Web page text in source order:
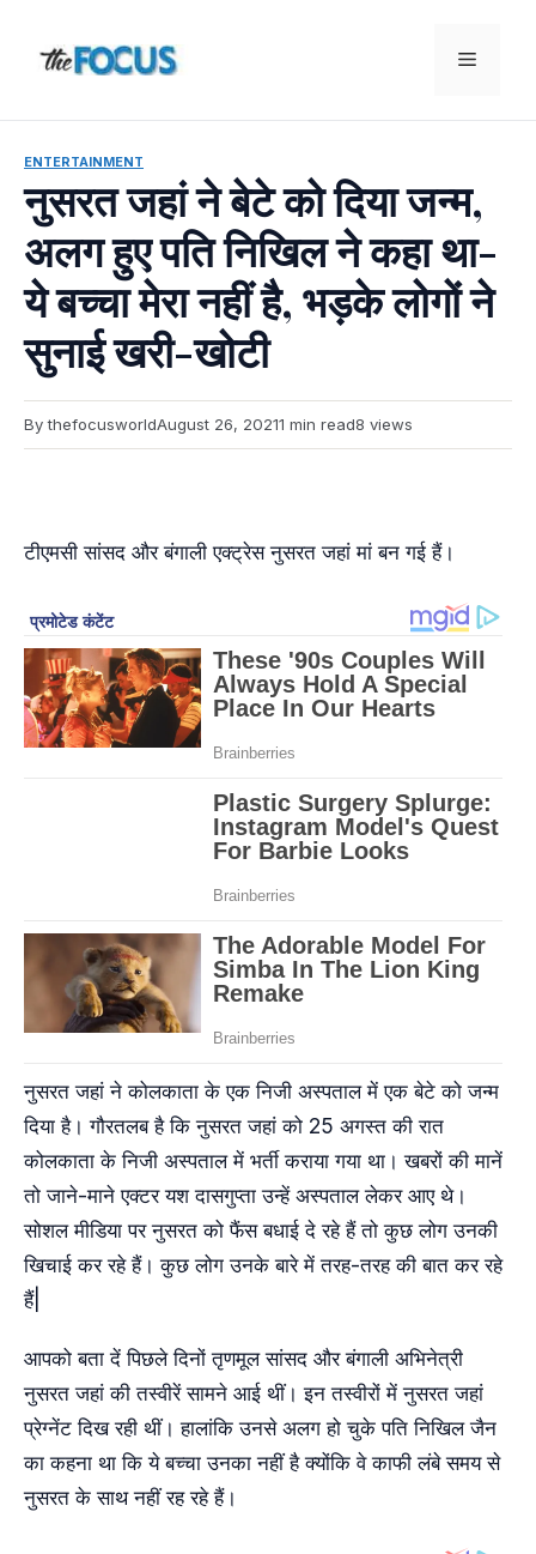
content
Menu
ENTERTAINMENT
नुसरत जहां ने बेटे को दिया जन्म,
अलग हुए पति निखिल ने कहा था-
ये बच्चा मेरा नहीं है, भड़के लोगों ने
सुनाई खरी-खोटी
By thefocusworldAugust 26, 20211 min read8 views
टीएमसी सांसद और बंगाली एक्ट्रेस नुसरत जहां मां बन गई हैं।
नुसरत जहां ने कोलकाता के एक निजी अस्पताल में एक बेटे को जन्म
दिया है। गौरतलब है कि नुसरत जहां को 25 अगस्त की रात
कोलकाता के निजी अस्पताल में भर्ती कराया गया था। खबरों की मानें
तो जाने-माने एक्टर यश दासगुप्ता उन्हें अस्पताल लेकर आए थे।
सोशल मीडिया पर नुसरत को फैंस बधाई दे रहे हैं तो कुछ लोग उनकी
खिचाई कर रहे हैं। कुछ लोग उनके बारे में तरह-तरह की बात कर रहे
हैं|
आपको बता दें पिछले दिनों तृणमूल सांसद और बंगाली अभिनेत्री
नुसरत जहां की तस्वीरें सामने आई थीं। इन तस्वीरों में नुसरत जहां
प्रेग्नेंट दिख रही थीं। हालांकि उनसे अलग हो चुके पति निखिल जैन
का कहना था कि ये बच्चा उनका नहीं है क्योंकि वे काफी लंबे समय से
नुसरत के साथ नहीं रह रहे हैं।